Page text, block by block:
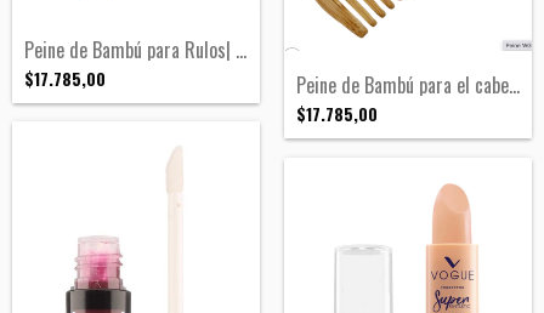
Peine de Bambú para Rulos| Georgia
$17.785,00 Peine de Bambú para el cabello| Alaska
$17.785,00